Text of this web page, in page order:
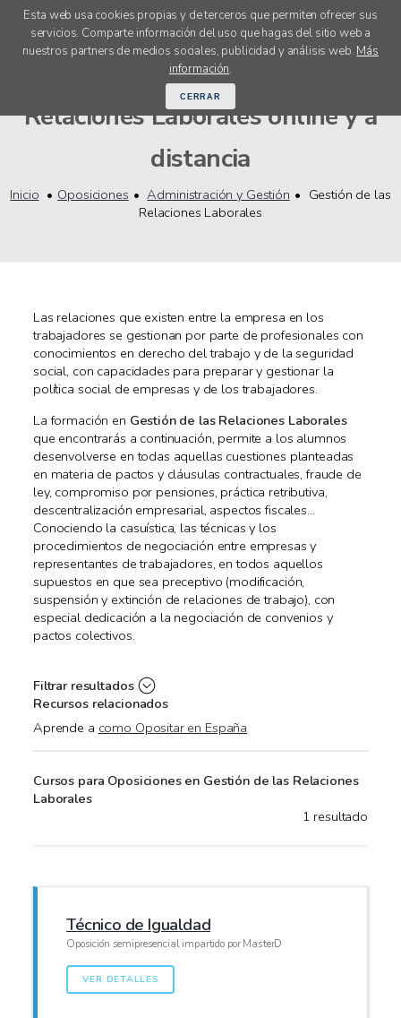
Esta web usa cookies propias y de terceros que permiten ofrecer sus
servicios. Comparte información del uso que hagas del sitio web a
nuestros partners de medios sociales, publicidad y análisis web. Más
información.
CERRAR
menú
Oposiciones Gestión de las
Relaciones Laborales online y a
distancia
Inicio Oposiciones Administración y Gestión
Gestión de las
Relaciones Laborales
Las relaciones que existen entre la empresa en los
trabajadores se gestionan por parte de profesionales con
conocimientos en derecho del trabajo y de la seguridad
social, con capacidades para preparar y gestionar la
política social de empresas y de los trabajadores.
La formación en Gestión de las Relaciones Laborales
que encontrarás a continuación, permite a los alumnos
desenvolverse en todas aquellas cuestiones planteadas
en materia de pactos y cláusulas contractuales, fraude de
ley, compromiso por pensiones, práctica retributiva,
descentralización empresarial, aspectos fiscales...
Conociendo la casuística, las técnicas y los
procedimientos de negociación entre empresas y
representantes de trabajadores, en todos aquellos
supuestos en que sea preceptivo (modificación,
suspensión y extinción de relaciones de trabajo), con
especial dedicación a la negociación de convenios y
pactos colectivos.
Filtrar resultados
Recursos relacionados
Aprende a como Opositar en España
Cursos para Oposiciones en Gestión de las Relaciones
Laborales
1 resultado
Técnico de Igualdad
Oposición semipresencial impartido por MasterD
VER DETALLES